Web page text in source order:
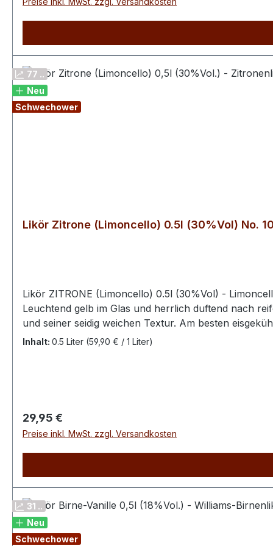
77 ..
Neu
Schwechower
Likör Zitrone (Limoncello) 0.5l (30%Vol) No.
Likör ZITRONE (Limoncello) 0.5l (30%Vol) -
Leuchtend gelb im Glas und herrlich duftend nach
und seiner seidig weichen Textur. Am besten
Inhalt: 0.5 Liter (59,90 € / 1 Liter)
Regulärer Preis:
29,95 €
Preise inkl. MwSt. zzgl. Versandkosten
31 ..
Neu
Schwechower